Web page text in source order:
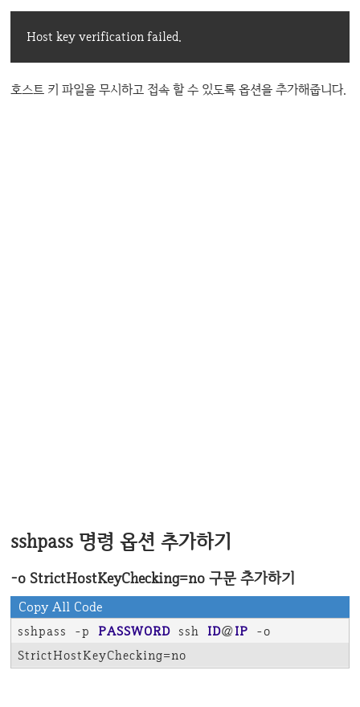
Host key verification failed.
호스트 키 파일을 무시하고 접속 할 수 있도록 옵션을 추가해줍니다.
sshpass 명령 옵션 추가하기
-o StrictHostKeyChecking=no 구문 추가하기
Copy All Code
sshpass -p PASSWORD ssh ID@IP -o
StrictHostKeyChecking=no